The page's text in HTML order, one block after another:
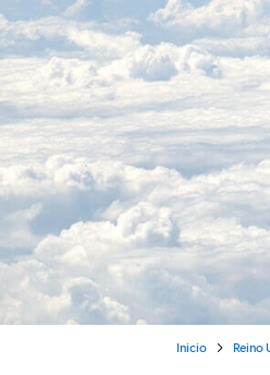
Inicio Reino